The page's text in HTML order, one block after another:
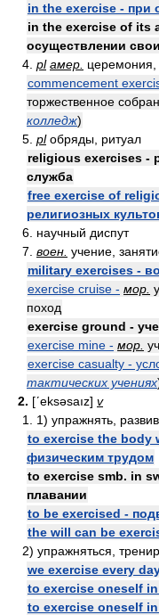
in the exercise - при
in the exercise of its
осуществлении
4. pl амер. церемония,
commencement
торжественное
колледж)
5. plобряды, ритуал
religious exercises -
служба
free exercise of
религиозных
6. научный диспут
7. воен. учение,
military exercises -
exercise cruise - мор.
поход
exercise ground -
exercise mine - мор.
exercise casualty -
тактических учениях
2. [ʹeksəsaız] v
1. 1) упражнять,
to exercise the body
физическим трудом
to exercise smb. in
плавании
to be exercised -
the will can be
2) упражняться,
we exercise every
to exercise oneself
to exercise oneself